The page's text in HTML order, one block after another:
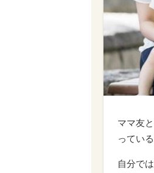
ママ友
ってい
自分で